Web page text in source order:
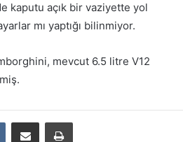
kaputu açık bir vaziyette yol
mı yaptığı bilinmiyor.
mevcut 6.5 litre V12